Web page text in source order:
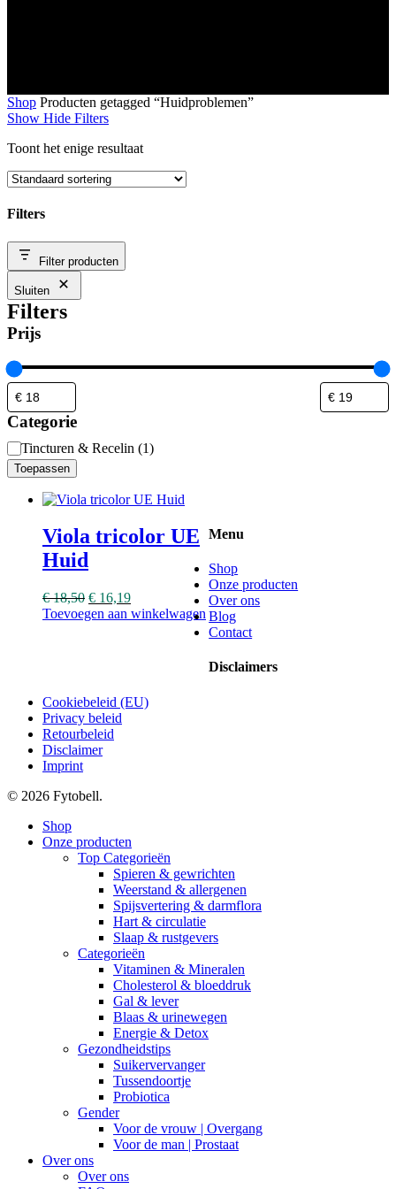
Shop Producten getagged “Huidproblemen”
Show Hide Filters
Toont het enige resultaat
Filters
Close
FiltersFilter producten
Sluiten
Filters
Prijs
Categorie
Categorie
Tincturen & Recelin (1)
Toepassen
Viola tricolor UE
Huid
€18,50 € 16,19
Toevoegen aan winkelwagen
Menu
Shop
Onze producten
Over ons
Blog
Contact
Disclaimers
Cookiebeleid (EU)
Privacy beleid
Retourbeleid
Disclaimer
Imprint
© 2026 Fytobell.
Close
Menu
Shop
Onze producten
Top Categorieën
Spieren & gewrichten
Weerstand & allergenen
Spijsvertering & darmflora
Hart & circulatie
Slaap & rustgevers
Categorieën
Vitaminen & Mineralen
Cholesterol & bloeddruk
Gal & lever
Blaas & urinewegen
Energie & Detox
Gezondheidstips
Suikervervanger
Tussendoortje
Probiotica
Gender
Voor de vrouw | Overgang
Voor de man | Prostaat
Over ons
Over ons